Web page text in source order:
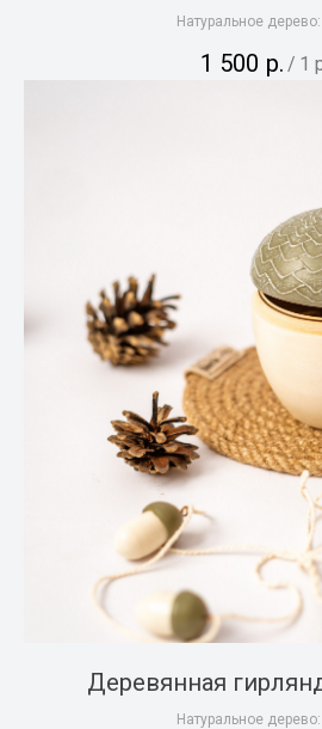
Натуральное
1 500 р. / 1
Деревянная
Натуральное